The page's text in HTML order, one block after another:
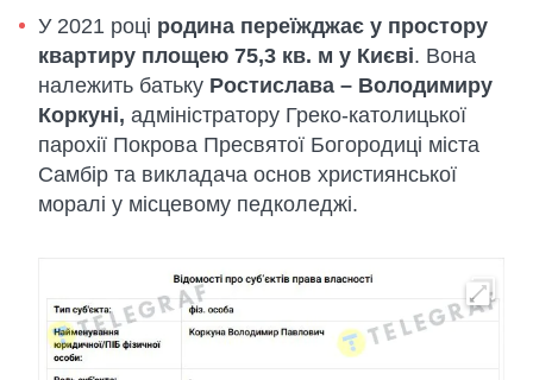
У 2021 році родина переїжджає у простору
квартиру площею 75,3 кв. м у Києві. Вона
належить батьку Ростислава – Володимиру
Коркуні, адміністратору Греко-католицької
парохії Покрова Пресвятої Богородиці міста
Самбір та викладача основ християнської
моралі у місцевому педколеджі.